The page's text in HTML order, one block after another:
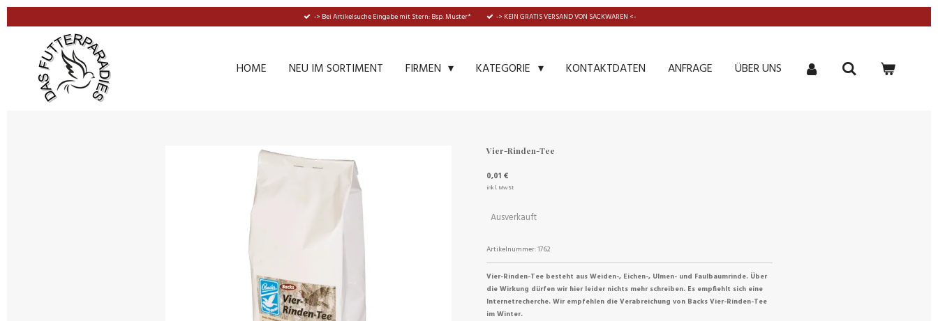
-> Bei Artikelsuche Eingabe mit Stern: Bsp. Muster* -> KEIN GRATIS VERSAND VON SACKWAREN <-
HOME NEU IM SORTIMENT FIRMEN KATEGORIE KONTAKTDATEN ANFRAGE ÜBER UNS
Vier-Rinden-Tee
0,01 €
inkl. MwSt
Ausverkauft
Artikelnummer:1762
Vier-Rinden-Tee besteht aus Weiden-, Eichen-, Ulmen- und Faulbaumrinde. Über
die Wirkung dürfen wir hier leider nichts mehr schreiben. Es empfiehlt sich eine
Internetrecherche. Wir empfehlen die Verabreichung von Backs Vier-Rinden-Tee
im Winter.